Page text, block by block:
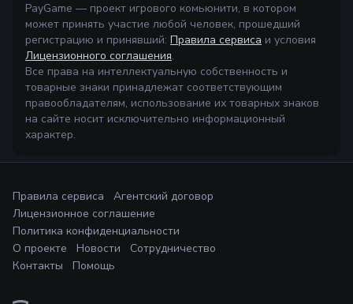
PayGame — проект игрового комьюнити, в котором
может принять участие любой человек, прошедший
регистрацию и принявший: Правила сервиса и условия
Лицензионного соглашения.
Все права на интеллектуальную собственность и
товарные знаки принадлежат соответствующим
правообладателям, использование их товарных знаков
на сайте носит исключительно информационный
характер.
Правила сервиса
Агентский договор
Лицензионное соглашение
Политика конфиденциальности
О проекте
Новости
Сотрудничество
Контакты
Помощь